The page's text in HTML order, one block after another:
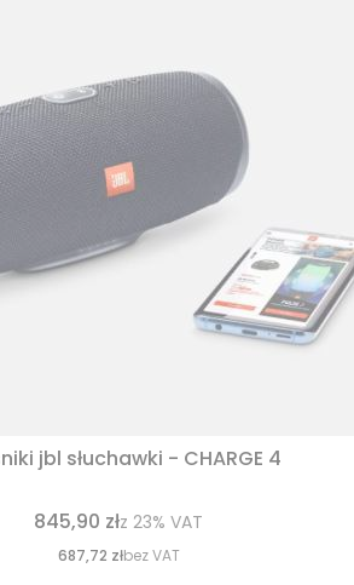
jbl słuchawki - CHARGE 4
845,90 złz 23% VAT
687,72 złbez VAT